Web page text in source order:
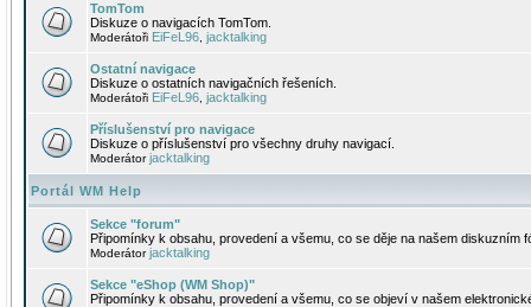
TomTom
Diskuze o navigacích TomTom.
Moderátoři EiFeL96 jacktalking
Ostatní navigace
Diskuze o ostatních navigačních řešeních.
Moderátoři EiFeL96 jacktalking
Příslušenství pro navigace
Diskuze o příslušenství pro všechny druhy navigací.
Moderátorjacktalking
Portál WM Help
Sekce "forum"
Připomínky k obsahu, provedení a všemu, co se děje na našem diskuzním
Moderátorjacktalking
Sekce "eShop (WM Shop)"
Připomínky k obsahu, provedení a všemu, co se objeví v našem